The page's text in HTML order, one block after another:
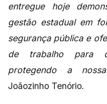
entregue hoje
gestão estadual em
segurança pública e
de trabalho para
protegendo a
Joãozinho Tenório.